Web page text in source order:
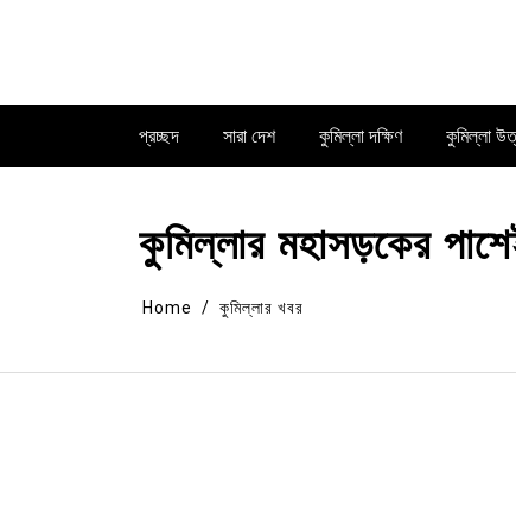
প্রচ্ছদ সারা দেশ কুমিল্লা দক্ষিণ কুমিল্লা
কুমিল্লার মহাসড়কের
Home কুমিল্লার খবর